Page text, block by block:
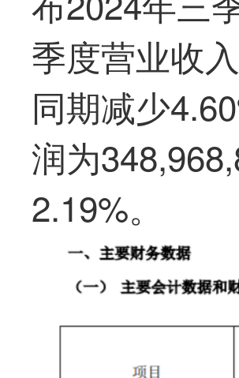
季度营业收
同期减少
润为
2.19%。